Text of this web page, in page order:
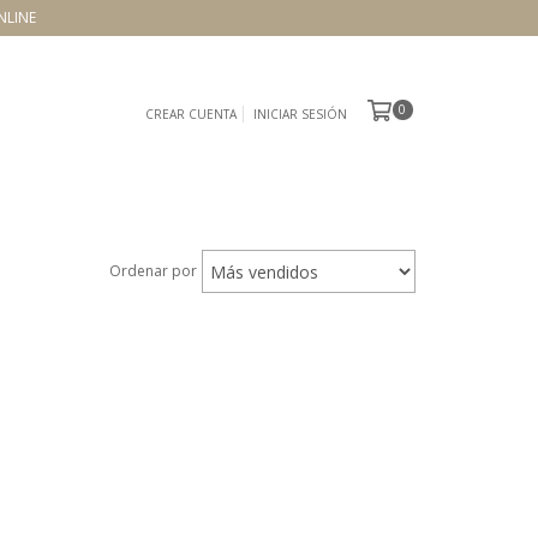
CREAR CUENTA INICIAR SESIÓN 0
Ordenar por